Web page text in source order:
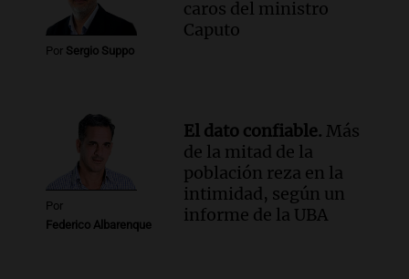
Episodios
Audio.Tormentas y filtraciones: "El
agua entra por donde menos
Episodios
Por Sergio Suppo
caros del ministro
Caputo
Por
Federico Albarenque
El dato confiable. Más
de la mitad de la
población reza en la
intimidad, según un
informe de la UBA